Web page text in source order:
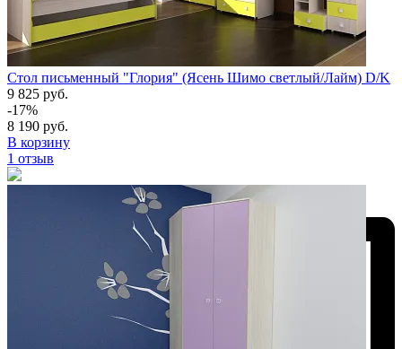
Стол письменный "Глория" (Ясень Шимо светлый/Лайм) D/K
9 825 руб.
-17%
8 190 руб.
В корзину
1 отзыв